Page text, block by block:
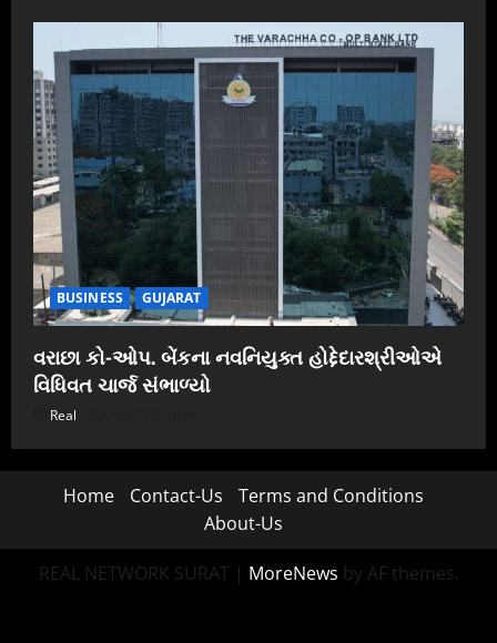
BUSINESS GUJARAT
વરાછા કો-ઓપ. બેંકના નવનિયુક્ત હોદ્દેદારશ્રીઓએ
વિધિવત ચાર્જ સંભાળ્યો
Real
Home Contact-Us
Terms and Conditions
About-Us
REAL NETWORK SURAT | MoreNews by AF themes.